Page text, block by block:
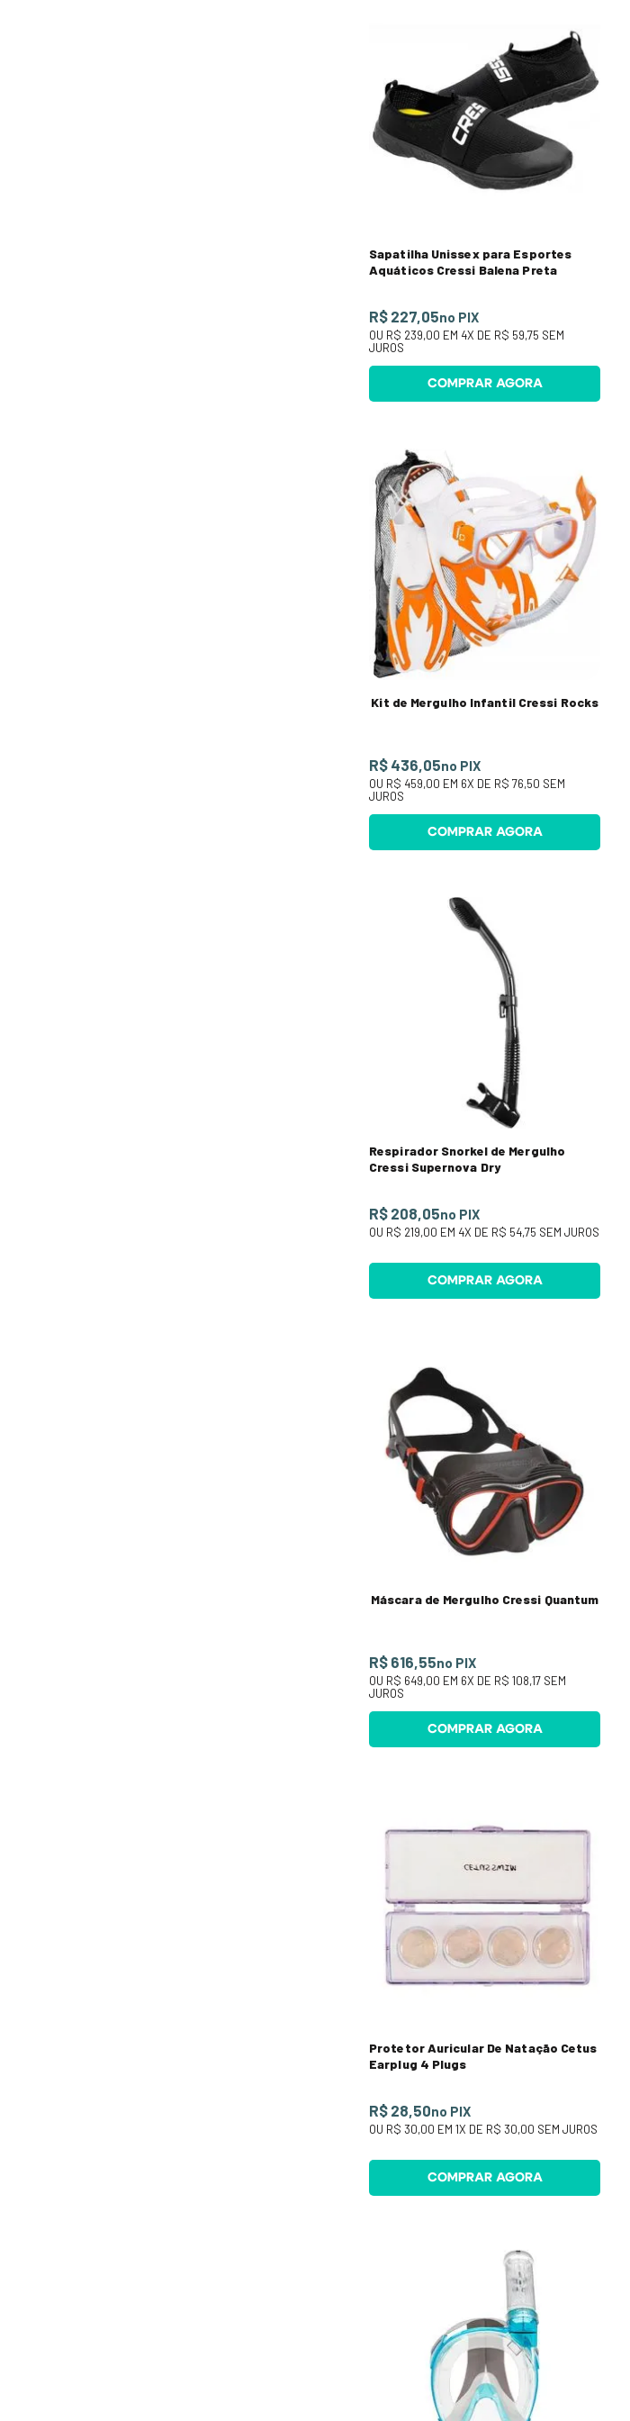
Sapatilha Unissex para Esportes
Aquáticos Cressi Balena Preta
R$ 227,05no PIX
OU R$ 239,00 EM 4X DE R$ 59,75 SEM
JUROS
COMPRAR AGORA
Kit de Mergulho Infantil Cressi Rocks
R$ 436,05no PIX
OU R$ 459,00 EM 6X DE R$ 76,50 SEM
JUROS
COMPRAR AGORA
Respirador Snorkel de Mergulho
Cressi Supernova Dry
R$ 208,05no PIX
OU R$ 219,00 EM 4X DE R$ 54,75 SEM JUROS
COMPRAR AGORA
Máscara de Mergulho Cressi Quantum
R$ 616,55no PIX
OU R$ 649,00 EM 6X DE R$ 108,17 SEM
JUROS
COMPRAR AGORA
Protetor Auricular De Natação Cetus
Earplug 4 Plugs
R$ 28,50no PIX
OU R$ 30,00 EM 1X DE R$ 30,00 SEM JUROS
COMPRAR AGORA